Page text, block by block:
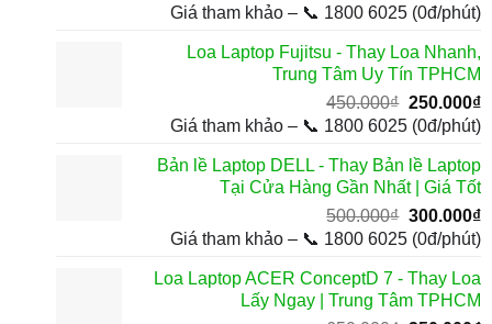
gốc
800.000₫.
Giá tham khảo – 📞 1800 6025 (0đ/phút)
Loa Laptop Fujitsu - Thay Loa Nhanh,
Trung Tâm Uy Tín TPHCM
450.000₫ Giá
gốc
450.000₫.
250.000₫
Giá tham khảo – 📞 1800 6025 (0đ/phút)
Bản lề Laptop DELL - Thay Bản lề Laptop
Tại Cửa Hàng Gần Nhất | Giá Tốt
500.000₫ Giá
gốc
500.000₫.
300.000₫
Giá tham khảo – 📞 1800 6025 (0đ/phút)
Loa Laptop ACER ConceptD 7 - Thay Loa
Lấy Ngay | Trung Tâm TPHCM